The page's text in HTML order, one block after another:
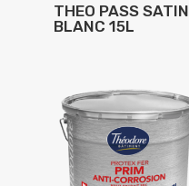
THEO PASS SATIN
BLANC 15L